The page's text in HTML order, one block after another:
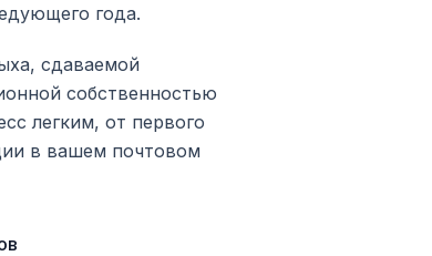
года.
сдаваемой
собственностью
легким, от первого
в вашем почтовом